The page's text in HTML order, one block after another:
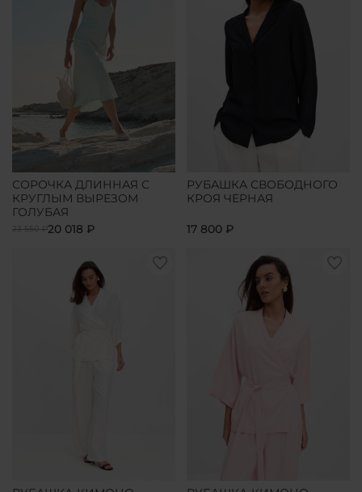
СОРОЧКА ДЛИННАЯ С
КРУГЛЫМ ВЫРЕЗОМ
ГОЛУБАЯ
23 550 ₽20 018 ₽
РУБАШКА СВОБОДНОГО
КРОЯ ЧЕРНАЯ
17 800 ₽